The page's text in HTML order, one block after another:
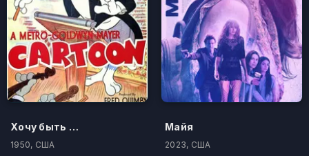
Хочу быть дирижером
1950, США
Майя
2023, США